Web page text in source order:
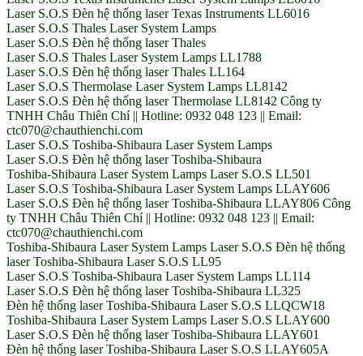
Laser S.O.S Đèn hệ thống laser Texas Instruments LL6016
Laser S.O.S Thales Laser System Lamps
Laser S.O.S Đèn hệ thống laser Thales
Laser S.O.S Thales Laser System Lamps LL1788
Laser S.O.S Đèn hệ thống laser Thales LL164
Laser S.O.S Thermolase Laser System Lamps LL8142
Laser S.O.S Đèn hệ thống laser Thermolase LL8142 Công ty
TNHH Châu Thiên Chí || Hotline: 0932 048 123 || Email:
ctc070@chauthienchi.com
Laser S.O.S Toshiba-Shibaura Laser System Lamps
Laser S.O.S Đèn hệ thống laser Toshiba-Shibaura
Toshiba-Shibaura Laser System Lamps Laser S.O.S LL501
Laser S.O.S Toshiba-Shibaura Laser System Lamps LLAY606
Laser S.O.S Đèn hệ thống laser Toshiba-Shibaura LLAY806 Công
ty TNHH Châu Thiên Chí || Hotline: 0932 048 123 || Email:
ctc070@chauthienchi.com
Toshiba-Shibaura Laser System Lamps Laser S.O.S Đèn hệ thống
laser Toshiba-Shibaura Laser S.O.S LL95
Laser S.O.S Toshiba-Shibaura Laser System Lamps LL114
Laser S.O.S Đèn hệ thống laser Toshiba-Shibaura LL325
Đèn hệ thống laser Toshiba-Shibaura Laser S.O.S LLQCW18
Toshiba-Shibaura Laser System Lamps Laser S.O.S LLAY600
Laser S.O.S Đèn hệ thống laser Toshiba-Shibaura LLAY601
Đèn hệ thống laser Toshiba-Shibaura Laser S.O.S LLAY605A